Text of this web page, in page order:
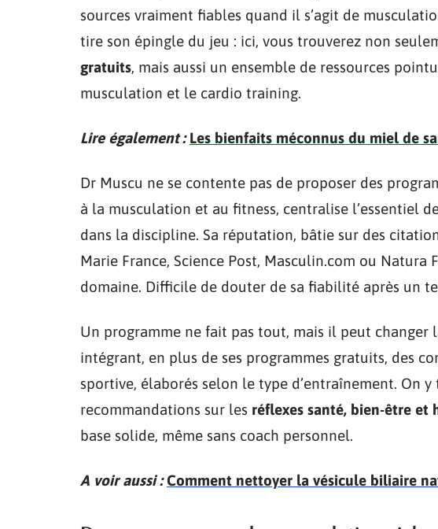
sources vraiment fiables quand il s’agit de
tire son épingle du jeu : ici, vous trouverez non
gratuits, mais aussi un ensemble de ressources
musculation et le cardio training.
Lire également : Les bienfaits méconnus du miel de
Dr Muscu ne se contente pas de proposer des
à la musculation et au fitness, centralise l’essentiel
dans la discipline. Sa réputation, bâtie sur des
Marie France, Science Post, Masculin.com ou Natura
domaine. Difficile de douter de sa fiabilité après un
Un programme ne fait pas tout, mais il peut changer
intégrant, en plus de ses programmes gratuits, des
sportive, élaborés selon le type d’entraînement. On y
recommandations sur les réflexes santé, bien-être et
base solide, même sans coach personnel.
A voir aussi : Comment nettoyer la vésicule biliaire